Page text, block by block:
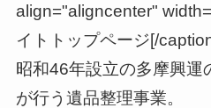
align="aligncenter"
イトトップページ[/
昭和46年設立の多摩興運
が行う遺品整理事業。